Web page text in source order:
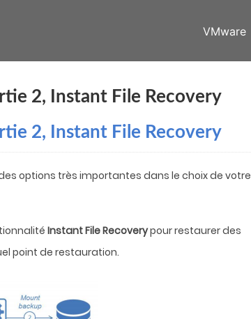
VMware
2, Instant File Recovery
2, Instant File Recovery
options très importantes dans le choix de votre
Instant File Recoverypour restaurer des
point de restauration.